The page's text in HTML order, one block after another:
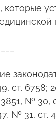
которые
ст. 6758;
№ 30,
№ 31, ст.